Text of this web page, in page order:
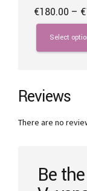
€180.00 – €
Select
This
product
has
The
options
be
product
Reviews
There are no
Be